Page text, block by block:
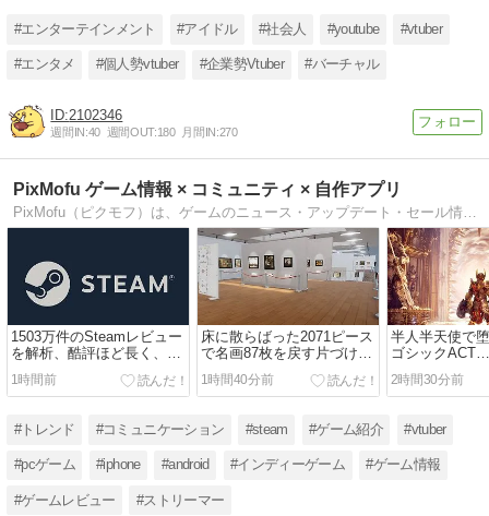
#エンターテインメント #アイドル #社会人 #youtube #vtuber
#エンタメ #個人勢vtuber #企業勢Vtuber #バーチャル
2102346
週間IN:40 週間OUT:180 月間IN:270
PixMofu ゲーム情報 × コミュニティ × 自作アプリ
PixMofu（ピクモフ）は、ゲームのニュース・アップデート・セール情報・レビュー・話題／コラムなどを中心に、コメント・掲示板・自作アプリの配信まで楽しめる、ゲーム好きのための情報＆コミュニティサイトですにゃ。
1503万件のSteamレビュー
を解析、酷評ほど長く、早
く書かれていた
1時間前
床に散らばった2071ピース
で名画87枚を戻す片づけシ
ム『Cleaning Up The
Puzzle Gallery』Steam配
1時間40分前
半人半天使で
ゴシックACT
RPG『
1日発売、実機
2時間30分前
#トレンド #コミュニケーション #steam #ゲーム紹介 #vtuber
#pcゲーム #iphone #android #インディーゲーム #ゲーム情報
#ゲームレビュー #ストリーマー